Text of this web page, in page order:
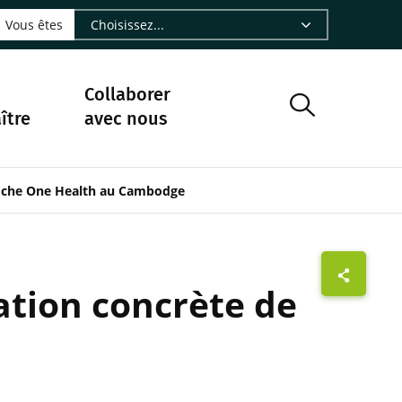
- CIRAD
Facebook - CIRAD
sur Instagram - CIRAD
sur Youtube - CIRAD
suivre sur Bluesky - CIRAD
Nourrir le vivant, le podcast du Cirad - CIRAD
Nous contacter par courriel - CIRAD
la page Flux RSS - CIRAD
Vous êtes
Collaborer
avec nous
One Health au Cambodge
concrète de